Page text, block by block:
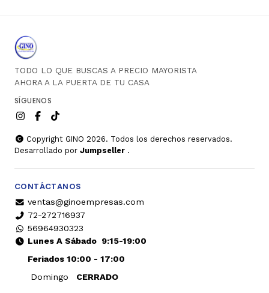
TODO LO QUE BUSCAS A PRECIO MAYORISTA
AHORA A LA PUERTA DE TU CASA
SÍGUENOS
Copyright GINO 2026. Todos los derechos reservados.
Desarrollado por Jumpseller .
CONTÁCTANOS
ventas@ginoempresas.com
72-272716937
56964930323
Lunes A Sábado9:15-19:00
Feriados 10:00 - 17:00
Domingo
CERRADO